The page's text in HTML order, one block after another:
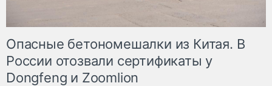
Опасные бетономешалки из Китая. В
России отозвали сертификаты у
Dongfeng и Zoomlion